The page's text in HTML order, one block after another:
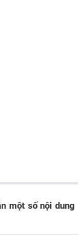
một số nội dung